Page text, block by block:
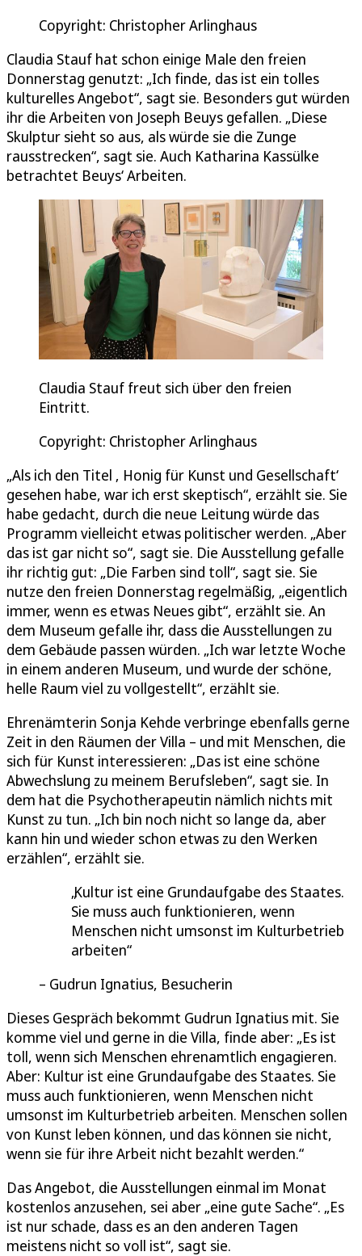
Copyright: Christopher Arlinghaus
Claudia Stauf hat schon einige Male den freien
Donnerstag genutzt: „Ich finde, das ist ein tolles
kulturelles Angebot“, sagt sie. Besonders gut würden
ihr die Arbeiten von Joseph Beuys gefallen. „Diese
Skulptur sieht so aus, als würde sie die Zunge
rausstrecken“, sagt sie. Auch Katharina Kassülke
betrachtet Beuys‘ Arbeiten.
Claudia Stauf freut sich über den freien
Eintritt.
Copyright: Christopher Arlinghaus
„Als ich den Titel ‚ Honig für Kunst und Gesellschaft‘
gesehen habe, war ich erst skeptisch“, erzählt sie. Sie
habe gedacht, durch die neue Leitung würde das
Programm vielleicht etwas politischer werden. „Aber
das ist gar nicht so“, sagt sie. Die Ausstellung gefalle
ihr richtig gut: „Die Farben sind toll“, sagt sie. Sie
nutze den freien Donnerstag regelmäßig, „eigentlich
immer, wenn es etwas Neues gibt“, erzählt sie. An
dem Museum gefalle ihr, dass die Ausstellungen zu
dem Gebäude passen würden. „Ich war letzte Woche
in einem anderen Museum, und wurde der schöne,
helle Raum viel zu vollgestellt“, erzählt sie.
Ehrenämterin Sonja Kehde verbringe ebenfalls gerne
Zeit in den Räumen der Villa – und mit Menschen, die
sich für Kunst interessieren: „Das ist eine schöne
Abwechslung zu meinem Berufsleben“, sagt sie. In
dem hat die Psychotherapeutin nämlich nichts mit
Kunst zu tun. „Ich bin noch nicht so lange da, aber
kann hin und wieder schon etwas zu den Werken
erzählen“, erzählt sie.
Kultur ist eine Grundaufgabe des Staates.
Sie muss auch funktionieren, wenn
Menschen nicht umsonst im Kulturbetrieb
arbeiten
Gudrun Ignatius, Besucherin
Dieses Gespräch bekommt Gudrun Ignatius mit. Sie
komme viel und gerne in die Villa, finde aber: „Es ist
toll, wenn sich Menschen ehrenamtlich engagieren.
Aber: Kultur ist eine Grundaufgabe des Staates. Sie
muss auch funktionieren, wenn Menschen nicht
umsonst im Kulturbetrieb arbeiten. Menschen sollen
von Kunst leben können, und das können sie nicht,
wenn sie für ihre Arbeit nicht bezahlt werden.“
Das Angebot, die Ausstellungen einmal im Monat
kostenlos anzusehen, sei aber „eine gute Sache“. „Es
ist nur schade, dass es an den anderen Tagen
meistens nicht so voll ist“, sagt sie.